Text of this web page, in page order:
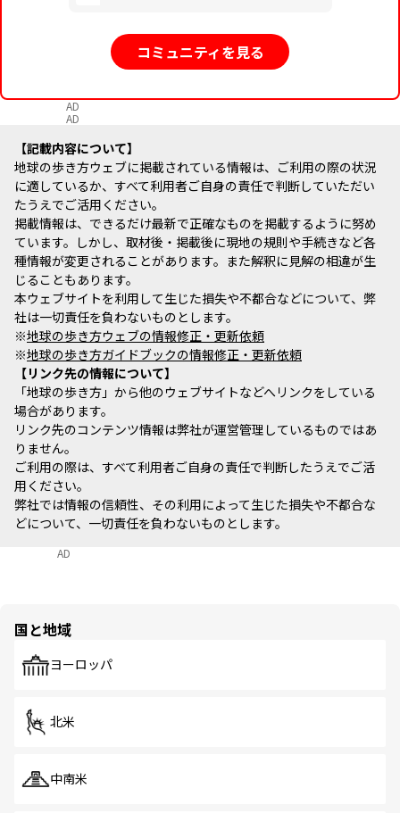
コミュニティを見る
AD
AD
記載内容について
地球の歩き方ウェブに掲載されている情報は、ご利用の際の状況
に適しているか、すべて利用者ご自身の責任で判断していただい
たうえでご活用ください。
掲載情報は、できるだけ最新で正確なものを掲載するように努め
ています。しかし、取材後・掲載後に現地の規則や手続きなど各
種情報が変更されることがあります。また解釈に見解の相違が生
じることもあります。
本ウェブサイトを利用して生じた損失や不都合などについて、弊
社は一切責任を負わないものとします。
※地球の歩き方ウェブの情報修正・更新依頼
※地球の歩き方ガイドブックの情報修正・更新依頼
リンク先の情報について
「地球の歩き方」から他のウェブサイトなどへリンクをしている
場合があります。
リンク先のコンテンツ情報は弊社が運営管理しているものではあ
りません。
ご利用の際は、すべて利用者ご自身の責任で判断したうえでご活
用ください。
弊社では情報の信頼性、その利用によって生じた損失や不都合な
どについて、一切責任を負わないものとします。
AD
国と地域
ヨーロッパ
北米
中南米